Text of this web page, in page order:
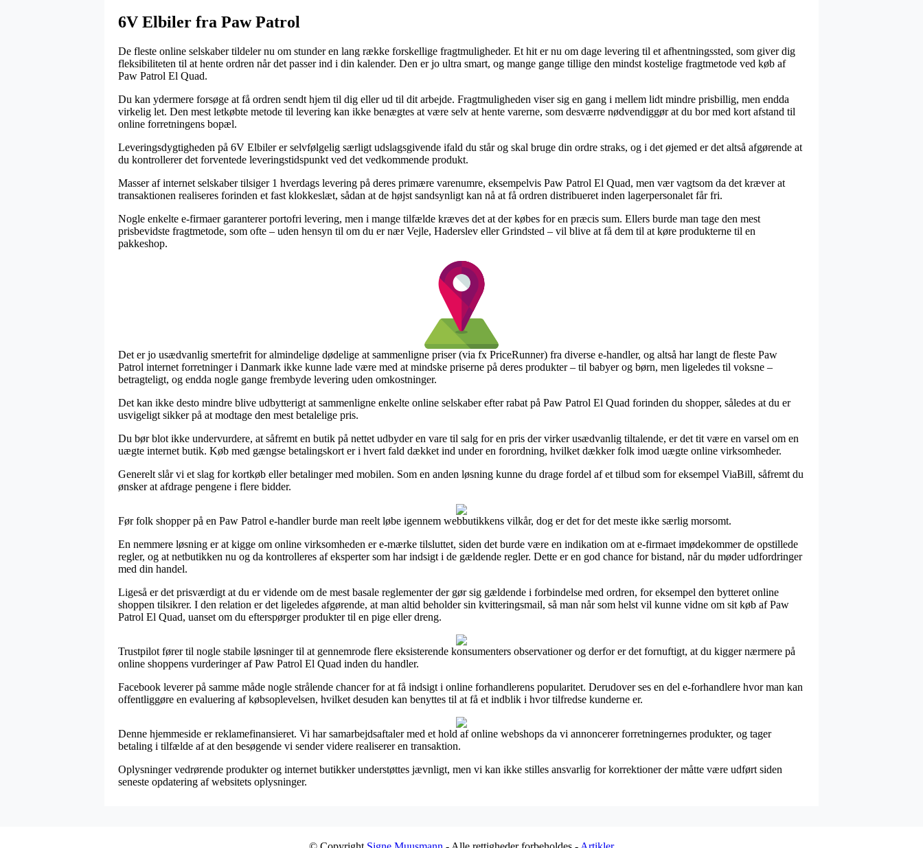
6V Elbiler fra Paw Patrol
De fleste online selskaber tildeler nu om stunder en lang række forskellige fragtmuligheder. Et hit er nu om dage levering til et afhentningssted, som giver dig
fleksibiliteten til at hente ordren når det passer ind i din kalender. Den er jo ultra smart, og mange gange tillige den mindst kostelige fragtmetode ved køb af
Paw Patrol El Quad.
Du kan ydermere forsøge at få ordren sendt hjem til dig eller ud til dit arbejde. Fragtmuligheden viser sig en gang i mellem lidt mindre prisbillig, men endda
virkelig let. Den mest letkøbte metode til levering kan ikke benægtes at være selv at hente varerne, som desværre nødvendiggør at du bor med kort afstand til
online forretningens bopæl.
Leveringsdygtigheden på 6V Elbiler er selvfølgelig særligt udslagsgivende ifald du står og skal bruge din ordre straks, og i det øjemed er det altså afgørende at
du kontrollerer det forventede leveringstidspunkt ved det vedkommende produkt.
Masser af internet selskaber tilsiger 1 hverdags levering på deres primære varenumre, eksempelvis Paw Patrol El Quad, men vær vagtsom da det kræver at
transaktionen realiseres forinden et fast klokkeslæt, sådan at de højst sandsynligt kan nå at få ordren distribueret inden lagerpersonalet får fri.
Nogle enkelte e-firmaer garanterer portofri levering, men i mange tilfælde kræves det at der købes for en præcis sum. Ellers burde man tage den mest
prisbevidste fragtmetode, som ofte – uden hensyn til om du er nær Vejle, Haderslev eller Grindsted – vil blive at få dem til at køre produkterne til en
pakkeshop.
Det er jo usædvanlig smertefrit for almindelige dødelige at sammenligne priser (via fx PriceRunner) fra diverse e-handler, og altså har langt de fleste Paw
Patrol internet forretninger i Danmark ikke kunne lade være med at mindske priserne på deres produkter – til babyer og børn, men ligeledes til voksne –
betragteligt, og endda nogle gange frembyde levering uden omkostninger.
Det kan ikke desto mindre blive udbytterigt at sammenligne enkelte online selskaber efter rabat på Paw Patrol El Quad forinden du shopper, således at du er
usvigeligt sikker på at modtage den mest betalelige pris.
Du bør blot ikke undervurdere, at såfremt en butik på nettet udbyder en vare til salg for en pris der virker usædvanlig tiltalende, er det tit være en varsel om en
uægte internet butik. Køb med gængse betalingskort er i hvert fald dækket ind under en forordning, hvilket dækker folk imod uægte online virksomheder.
Generelt slår vi et slag for kortkøb eller betalinger med mobilen. Som en anden løsning kunne du drage fordel af et tilbud som for eksempel ViaBill, såfremt du
ønsker at afdrage pengene i flere bidder.
Før folk shopper på en Paw Patrol e-handler burde man reelt løbe igennem webbutikkens vilkår, dog er det for det meste ikke særlig morsomt.
En nemmere løsning er at kigge om online virksomheden er e-mærke tilsluttet, siden det burde være en indikation om at e-firmaet imødekommer de opstillede
regler, og at netbutikken nu og da kontrolleres af eksperter som har indsigt i de gældende regler. Dette er en god chance for bistand, når du møder udfordringer
med din handel.
Ligeså er det prisværdigt at du er vidende om de mest basale reglementer der gør sig gældende i forbindelse med ordren, for eksempel den bytteret online
shoppen tilsikrer. I den relation er det ligeledes afgørende, at man altid beholder sin kvitteringsmail, så man når som helst vil kunne vidne om sit køb af Paw
Patrol El Quad, uanset om du efterspørger produkter til en pige eller dreng.
Trustpilot fører til nogle stabile løsninger til at gennemrode flere eksisterende konsumenters observationer og derfor er det fornuftigt, at du kigger nærmere på
online shoppens vurderinger af Paw Patrol El Quad inden du handler.
Facebook leverer på samme måde nogle strålende chancer for at få indsigt i online forhandlerens popularitet. Derudover ses en del e-forhandlere hvor man kan
offentliggøre en evaluering af købsoplevelsen, hvilket desuden kan benyttes til at få et indblik i hvor tilfredse kunderne er.
Denne hjemmeside er reklamefinansieret. Vi har samarbejdsaftaler med et hold af online webshops da vi annoncerer forretningernes produkter, og tager
betaling i tilfælde af at den besøgende vi sender videre realiserer en transaktion.
Oplysninger vedrørende produkter og internet butikker understøttes jævnligt, men vi kan ikke stilles ansvarlig for korrektioner der måtte være udført siden
seneste opdatering af websitets oplysninger.